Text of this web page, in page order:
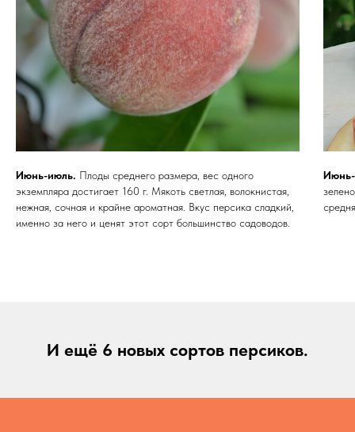
Июнь-июль. Плоды среднего размера, вес одного
экземпляра достигает 160 г. Мякоть светлая, волокнистая,
нежная, сочная и крайне ароматная. Вкус персика сладкий,
именно за него и ценят этот сорт большинство садоводов.
И ещё 6 новых сортов персиков.